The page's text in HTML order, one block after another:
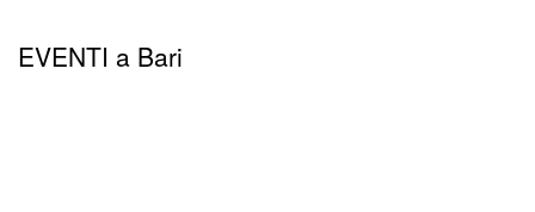
EVENTI a Bari